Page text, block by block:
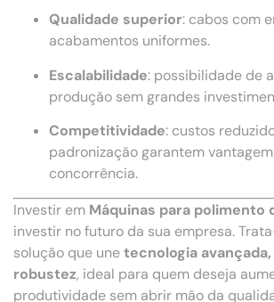
Qualidade superior: cabos com
acabamentos uniformes.
Escalabilidade: possibilidade de
produção sem grandes
Competitividade: custos
padronização garantem
concorrência.
Investir em Máquinas para polimento
investir no futuro da sua empresa.
solução que unetecnologia
robustez, ideal para quem deseja
produtividade sem abrir mão da